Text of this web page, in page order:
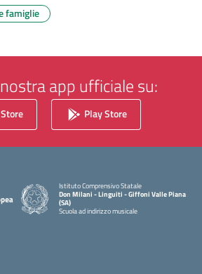
famiglie
app ufficiale su:
Play Store
Istituto Comprensivo Statale
Don Milani - Linguiti - Giffoni Valle Piana
(SA)
Scuola ad indirizzo musicale